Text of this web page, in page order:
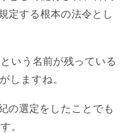
定する根本の法令とし
いう名前が残っている
しますね。
の選定をしたことでも
。